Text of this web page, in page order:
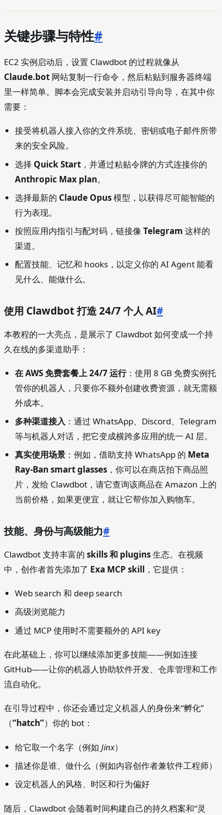
关键步骤与特性#
EC2 实例启动后，设置 Clawdbot 的过程就像从
Claude.bot 网站复制一行命令，然后粘贴到服务器终端
里一样简单。脚本会完成安装并启动引导向导，在其中你
需要：
接受将机器人接入你的文件系统、密钥或电子邮件所带
来的安全风险。
选择 Quick Start，并通过粘贴令牌的方式连接你的
Anthropic Max plan。
选择最新的 Claude Opus模型，以获得尽可能智能的
行为表现。
按照应用内指引与配对码，链接像 Telegram 这样的
渠道。
配置技能、记忆和 hooks，以定义你的 AI Agent 能看
见什么、能做什么。
使用 Clawdbot 打造 24/7 个人 AI#
本教程的一大亮点，是展示了 Clawdbot 如何变成一个持
久在线的多渠道助手：
在 AWS 免费套餐上 24/7 运行：使用 8 GB 免费实例托
管你的机器人，只要你不额外创建收费资源，就无需额
外成本。
多种渠道接入 ：通过 WhatsApp、Discord、Telegram
等与机器人对话，把它变成横跨多应用的统一 AI 层。
真实使用场景：例如，借助支持 WhatsApp 的 Meta
Ray‑Ban smart glasses，你可以在商店拍下商品照
片，发给 Clawdbot，请它查询该商品在 Amazon 上的
当前价格，如果更便宜，就让它帮你加入购物车。
技能、身份与高级能力#
Clawdbot 支持丰富的 skills 和 plugins生态。在视频
中，创作者首先添加了 Exa MCP skill ，它提供：
Web search 和 deep search
高级浏览能力
通过 MCP 使用时不需要额外的 API key
在此基础上，你可以继续添加更多技能——例如连接
GitHub——让你的机器人协助软件开发、仓库管理和工作
流自动化。
在引导过程中，你还会通过定义机器人的身份来“孵化”
（“hatch”）你的 bot：
给它取一个名字（例如 Jinx）
描述你是谁、做什么（例如内容创作者兼软件工程师）
设定机器人的风格、时区和行为偏好
随后，Clawdbot 会随着时间构建自己的持久档案和“灵